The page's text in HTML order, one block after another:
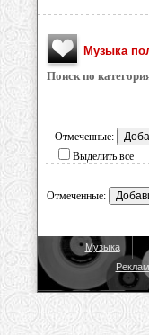
Музыка
Поиск по
Отмеченные:
Выделить все
Отмеченные:
Музыка